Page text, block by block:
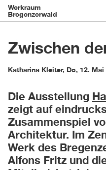
Werkraum
Bregenzerwald
Zwischen
Katharina Kleiter, Do, 12. Mai
Die Ausstellung
zeigt auf
Zusammenspiel
Architektur. Im
Werk des
Alfons Fritz und